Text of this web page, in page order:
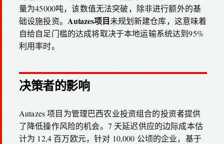
量为45000吨，该数值无法突破，除非进行额外的基
础设施投资。 Autazes项目未规划新建仓库，这意味着
自给自足门槛的达成将取决于本地运输系统达到95%
利用率时。
决策者的影响
Autazes 项目为管理巴西农业投资组合的投资者提供
了降低操作风险的机会。7 天延迟供应的边际成本估
计为 12,4 百万欧元，针对 10,000 公顷的企业，基于